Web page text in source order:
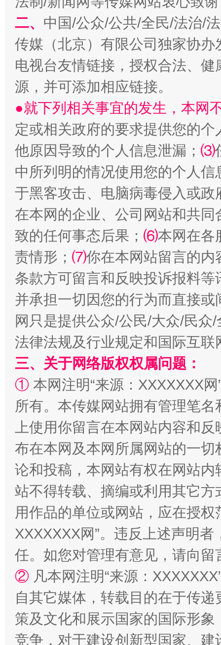
巳巳如意，开工大吉！ 三轮上
二、 中国/公众/公共/全民/法治/
传媒（北京）有限公司独家协
电视台友情链接，授权合法、
源，并可添加相应链接。
●就下列相关事宜的发生，本网
定或相关政府的要求提供您的个
他原因导致的个人信息泄漏； ⑶
中所列明的情况使用您的个人
于黑客攻击、电脑病毒侵入或
在本网的企业、公司网站和共
致的任何事态后果； ⑹本网在各
责情形； ⑺你在本网站留言的内
条款方可留言和反映投诉报料
并承担一切因您的行为而直接
网只是提供公众/公民/大众/民
法律法规及行业规定和国际互
三、关于网络版权权属问题：
① 本网注明“来源：XXXXXXX
所有。本传媒网站拥有管理笔
上使用你留言在本网站内容和
布在本网及本网所属网站的一
论和投稿，本网站有权在网站
站不得转载、摘编或利用其它
用作品的单位或网站，应在授
XXXXXXX网”。违反上述声明
任。如您对管理有意见，请向
② 凡本网注明“来源：
自其它媒体，转载目的在于传
策及文化和展示国家的国际形
竞争，对于建设创新型国家、